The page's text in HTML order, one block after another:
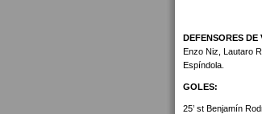
DEFENSORES DE
Enzo Niz, Lautaro
Espíndola.
GOLES:
25’ st Benjamín